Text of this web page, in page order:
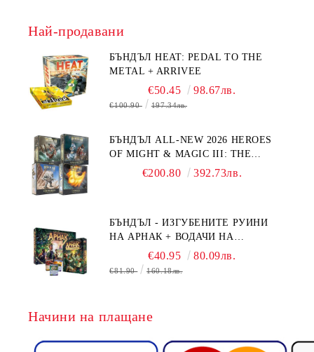
Най-продавани
БЪНДЪЛ HEAT: PEDAL TO THE
METAL + ARRIVEE
€50.45 98.67лв.
€100.90 197.34лв.
БЪНДЪЛ ALL-NEW 2026 HEROES
OF MIGHT & MAGIC III: THE
BOARD GAME EXPANSIONS -
€200.80 392.73лв.
БЪНДЪЛ - ИЗГУБЕНИТЕ РУИНИ
НА АРНАК + ВОДАЧИ НА
ЕКСПЕДИЦИИ + ПРОМО КАРТИ
БЕЗПЛАТНО
€40.95 80.09лв.
€81.90 160.18лв.
Начини на плащане